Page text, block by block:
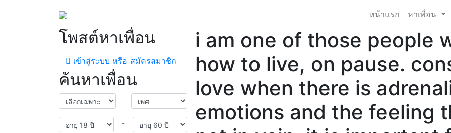
หน้าแรก หาเพื่อน
โพสต์หาเพื่อน
เข้าสู่ระบบ หรือ สมัครสมาชิก
ค้นหาเพื่อน
-
i am one of those people
how to live, on pause.
love when there is
emotions and the feeling